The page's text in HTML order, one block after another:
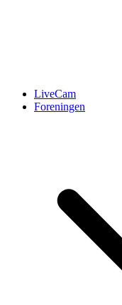
LiveCam
Foreningen